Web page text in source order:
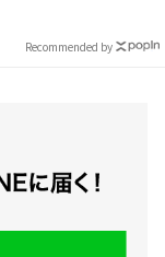
Recommended by